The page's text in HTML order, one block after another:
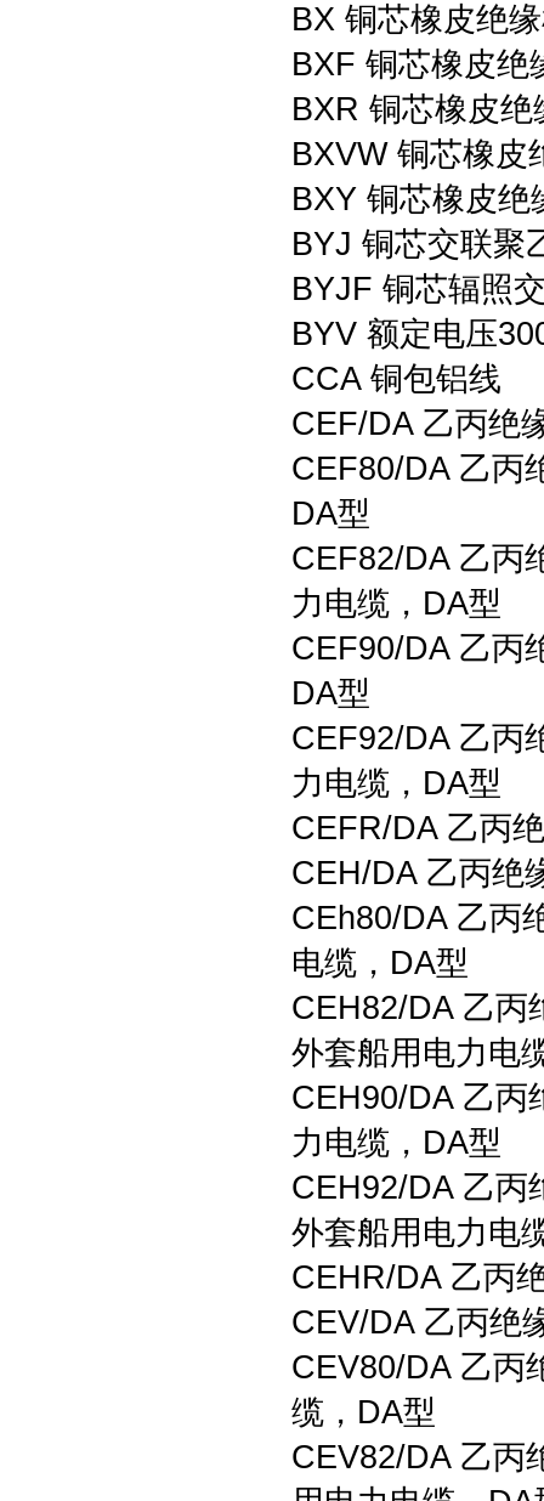
BX 铜芯橡皮绝
BXF 铜芯橡皮绝
BXR 铜芯橡皮
BXVW 铜芯橡皮
BXY 铜芯橡皮绝
BYJ 铜芯交联聚
BYJF 铜芯辐照
BYV 额定电压
CCA 铜包铝线
CEF/DA 乙丙绝
CEF80/DA 乙丙
DA型
CEF82/DA 乙丙
力电缆，DA型
CEF90/DA 乙丙
DA型
CEF92/DA 乙丙
力电缆，DA型
CEFR/DA 乙丙
CEH/DA 乙丙绝
CEh80/DA 乙丙
电缆，DA型
CEH82/DA 乙丙
外套船用电力电
CEH90/DA 乙丙
力电缆，DA型
CEH92/DA 乙丙
外套船用电力电
CEHR/DA 乙丙
CEV/DA 乙丙绝
CEV80/DA 乙丙
缆，DA型
CEV82/DA 乙丙